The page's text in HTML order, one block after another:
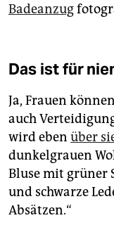
Badeanzug
Das ist für
Ja, Frauen
auch
wird eben über
dunkelgrauen
Bluse mit grüner
und schwarze
Absätzen.“